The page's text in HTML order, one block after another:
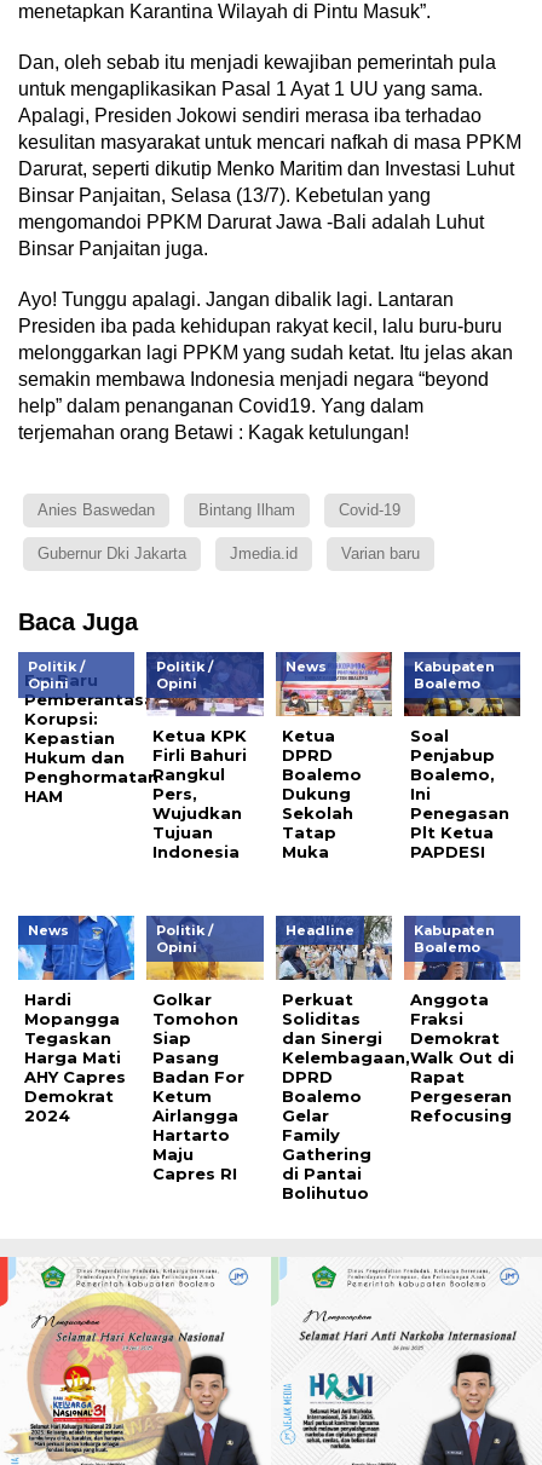
menetapkan Karantina Wilayah di Pintu Masuk”.
Dan, oleh sebab itu menjadi kewajiban pemerintah pula
untuk mengaplikasikan Pasal 1 Ayat 1 UU yang sama.
Apalagi, Presiden Jokowi sendiri merasa iba terhadao
kesulitan masyarakat untuk mencari nafkah di masa PPKM
Darurat, seperti dikutip Menko Maritim dan Investasi Luhut
Binsar Panjaitan, Selasa (13/7). Kebetulan yang
mengomandoi PPKM Darurat Jawa -Bali adalah Luhut
Binsar Panjaitan juga.
Ayo! Tunggu apalagi. Jangan dibalik lagi. Lantaran
Presiden iba pada kehidupan rakyat kecil, lalu buru-buru
melonggarkan lagi PPKM yang sudah ketat. Itu jelas akan
semakin membawa Indonesia menjadi negara “beyond
help” dalam penanganan Covid19. Yang dalam
terjemahan orang Betawi : Kagak ketulungan!
Anies Baswedan Bintang Ilham Covid-19
Gubernur Dki Jakarta Jmedia.id Varian baru
Baca Juga
Politik /
Opini
Era Baru
Pemberantasan
Korupsi:
Kepastian
Hukum dan
Penghormatan
HAM
Politik /
Opini
Ketua KPK
Firli Bahuri
Rangkul
Pers,
Wujudkan
Tujuan
Indonesia
News
Ketua
DPRD
Boalemo
Dukung
Sekolah
Tatap
Muka
Kabupaten
Boalemo
Soal
Penjabup
Boalemo,
Ini
Penegasan
Plt Ketua
PAPDESI
News
Hardi
Mopangga
Tegaskan
Harga Mati
AHY Capres
Demokrat
2024
Politik /
Opini
Golkar
Tomohon
Siap
Pasang
Badan For
Ketum
Airlangga
Hartarto
Maju
Capres RI
Headline
Perkuat
Soliditas
dan Sinergi
Kelembagaan,
DPRD
Boalemo
Gelar
Family
Gathering
di Pantai
Bolihutuo
Kabupaten
Boalemo
Anggota
Fraksi
Demokrat
Walk Out di
Rapat
Pergeseran
Refocusing